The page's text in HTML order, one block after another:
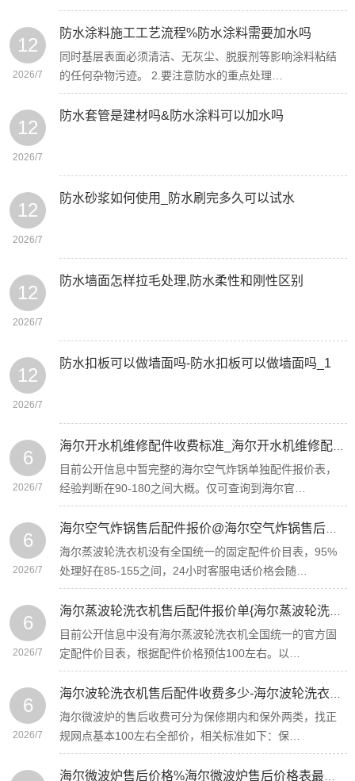
12
2026/7
防水涂料施工工艺流程%防水涂料需要加水吗
同时基层表面必须清洁、无灰尘、脱膜剂等影响涂料粘结
的任何杂物污迹。 2.要注意防水的重点处理…
12
2026/7
防水套管是建材吗&防水涂料可以加水吗
12
2026/7
防水砂浆如何使用_防水刷完多久可以试水
12
2026/7
防水墙面怎样拉毛处理,防水柔性和刚性区别
12
2026/7
防水扣板可以做墙面吗-防水扣板可以做墙面吗_1
6
2026/7
目前公开信息中暂完整的海尔空气炸锅单独配件报价表，
经验判断在90-180之间大概。仅可查询到海尔官…
6
2026/7
海尔蒸波轮洗衣机没有全国统一的固定配件价目表，95%
处理好在85-155之间，24小时客服电话价格会随…
6
2026/7
目前公开信息中没有海尔蒸波轮洗衣机全国统一的官方固
定配件价目表，根据配件价格预估100左右。以…
6
2026/7
海尔微波炉的售后收费可分为保修期内和保外两类，找正
规网点基本100左右全部价，相关标准如下：保…